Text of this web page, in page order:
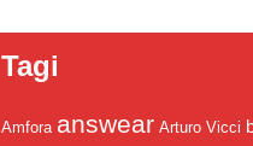
Tagi
Amfora answear Arturo Vicci